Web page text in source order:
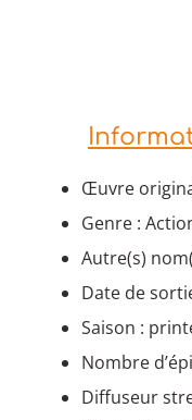
Œuvre
Genre :
Autre(s)
Date de
Saison :
Nombre
Diffuseur